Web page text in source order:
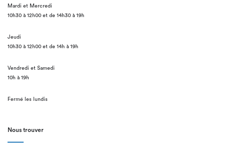
Mardi et Mercredi
10h30 à 12h00 et de 14h30 à 19h
Jeudi
10h30 à 12h00 et de 14h à 19h
Vendredi et Samedi
10h à 19h
Fermé les lundis
Nous trouver